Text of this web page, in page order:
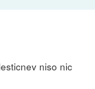
niso nic